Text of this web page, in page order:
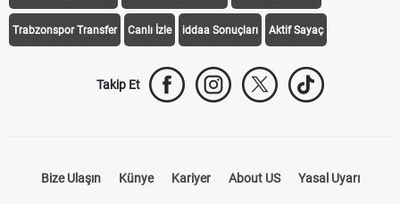
Trabzonspor Transfer Canlı İzle iddaa Sonuçları Aktif Sayaç
Takip Et
Bize Ulaşın Künye Kariyer About US Yasal Uyarı